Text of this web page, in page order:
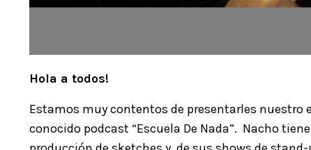
Hola a todos!
Estamos muy contentos de presentarles nuestro
conocido podcast “Escuela De Nada”. Nacho